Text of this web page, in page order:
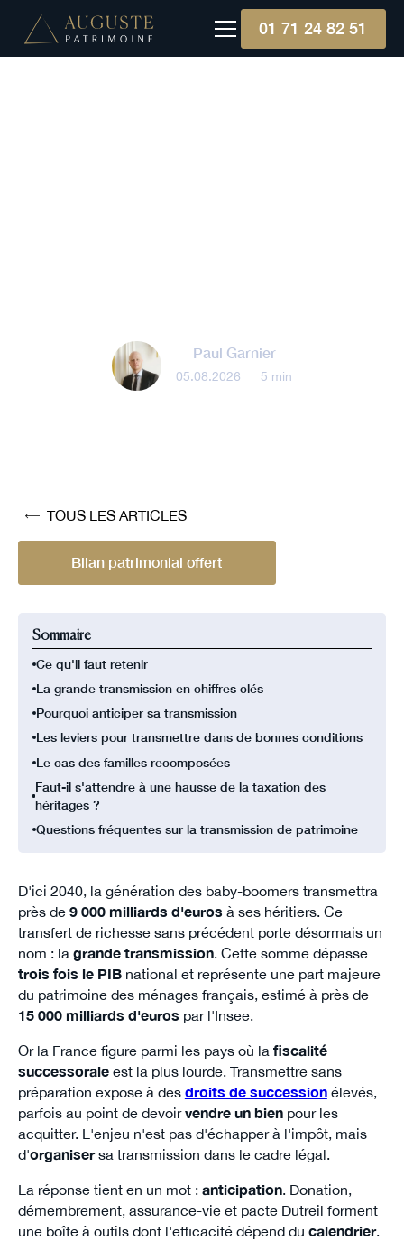
01 71 24 82 51
Paul Garnier
05.08.2026 5 min
TOUS LES ARTICLES
Bilan patrimonial offert
Sommaire
Ce qu'il faut retenir
La grande transmission en chiffres clés
Pourquoi anticiper sa transmission
Les leviers pour transmettre dans de bonnes conditions
Le cas des familles recomposées
Faut-il s'attendre à une hausse de la taxation des
héritages ?
Questions fréquentes sur la transmission de patrimoine
D'ici 2040, la génération des baby-boomers transmettra
près de 9 000 milliards d'euros à ses héritiers. Ce
transfert de richesse sans précédent porte désormais un
nom : la grande transmission. Cette somme dépasse
trois fois le PIBnational et représente une part majeure
du patrimoine des ménages français, estimé à près de
15 000 milliards d'euros par l'Insee.
Or la France figure parmi les pays où la fiscalité
successoraleest la plus lourde. Transmettre sans
préparation expose à des droits de successionélevés,
parfois au point de devoirvendre un bienpour les
acquitter. L'enjeu n'est pas d'échapper à l'impôt, mais
d'organisersa transmission dans le cadre légal.
La réponse tient en un mot : anticipation. Donation,
démembrement, assurance-vie et pacte Dutreil forment
une boîte à outils dont l'efficacité dépend du calendrier.